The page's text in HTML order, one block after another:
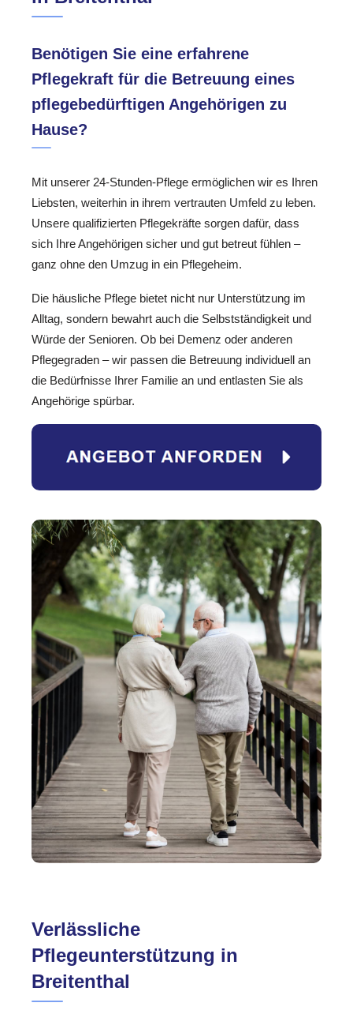
Benötigen Sie eine erfahrene
Pflegekraft für die Betreuung eines
pflegebedürftigen Angehörigen zu
Hause?
Mit unserer 24-Stunden-Pflege ermöglichen wir es Ihren
Liebsten, weiterhin in ihrem vertrauten Umfeld zu leben.
Unsere qualifizierten Pflegekräfte sorgen dafür, dass
sich Ihre Angehörigen sicher und gut betreut fühlen –
ganz ohne den Umzug in ein Pflegeheim.
Die häusliche Pflege bietet nicht nur Unterstützung im
Alltag, sondern bewahrt auch die Selbstständigkeit und
Würde der Senioren. Ob bei Demenz oder anderen
Pflegegraden – wir passen die Betreuung individuell an
die Bedürfnisse Ihrer Familie an und entlasten Sie als
Angehörige spürbar.
Verlässliche
Pflegeunterstützung in
Breitenthal